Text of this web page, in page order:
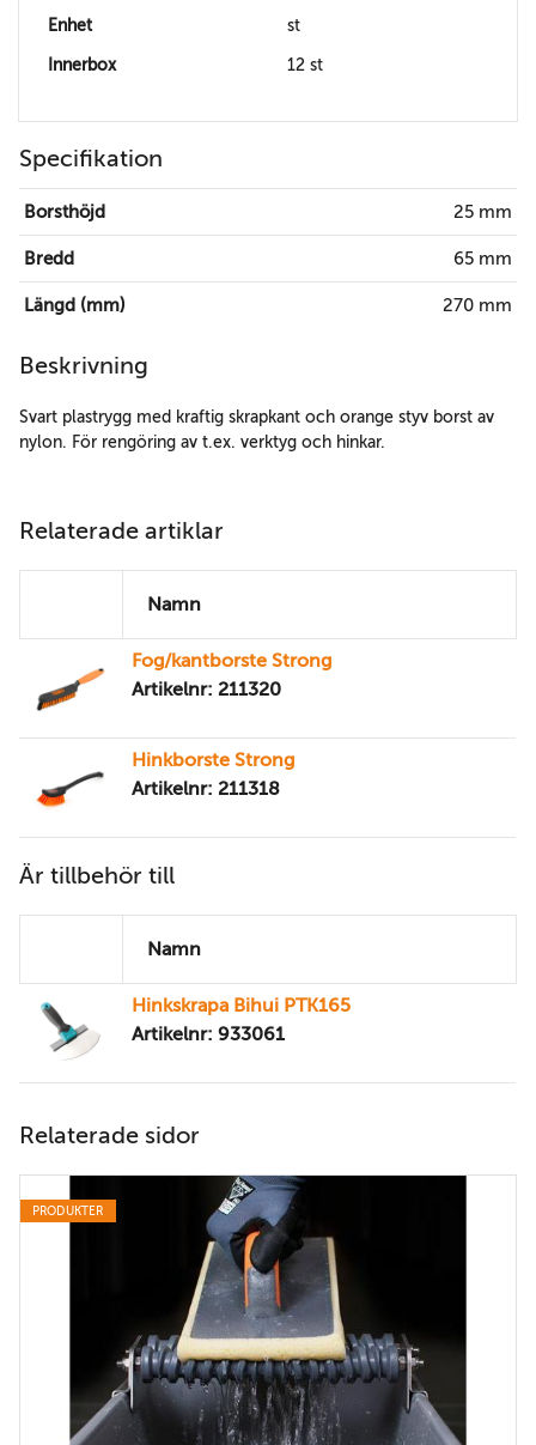
Enhet st
Innerbox 12 st
Specifikation
Borsthöjd 25 mm
Bredd 65 mm
Längd (mm) 270 mm
Beskrivning
Svart plastrygg med kraftig skrapkant och orange styv borst av
nylon. För rengöring av t.ex. verktyg och hinkar.
Relaterade artiklar
Namn
Fog/kantborste Strong
Artikelnr: 211320
Hinkborste Strong
Artikelnr: 211318
Är tillbehör till
Namn
Hinkskrapa Bihui PTK165
Artikelnr: 933061
Relaterade sidor
PRODUKTER